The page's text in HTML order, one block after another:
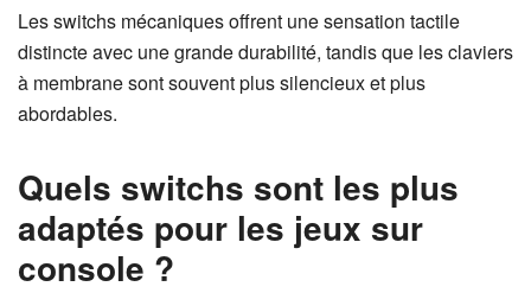
Les switchs mécaniques offrent une sensation tactile
distincte avec une grande durabilité, tandis que les claviers
à membrane sont souvent plus silencieux et plus
abordables.
Quels switchs sont les plus
adaptés pour les jeux sur
console ?